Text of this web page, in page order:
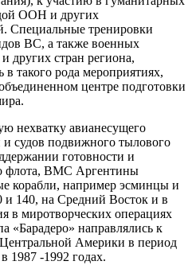
ООН и других
Специальные тренировки
ВС, а также военных
других стран региона,
такого рода мероприятиях,
центре подготовки
нехватку авианесущего
и судов подвижного тылового
готовности и
флота, ВМС Аргентины
корабли, например эсминцы и
140, на Средний Восток и в
в миротворческих операциях
«Барадеро» направлялись к
Америки в период
1987 -1992 годах.